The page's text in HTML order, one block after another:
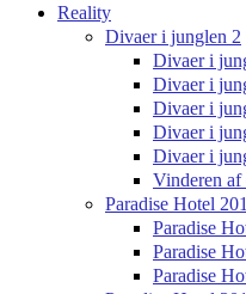
Reality
Divaer i junglen 2
Divaer i
Divaer i
Divaer i
Divaer i
Divaer i
Vinderen
Paradise Hotel
Paradise
Paradise
Paradise